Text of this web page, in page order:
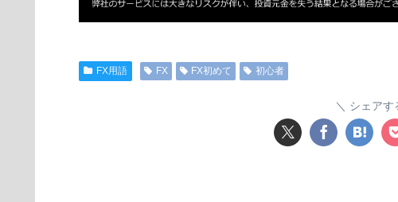
FX用語 FX FX初めて 初心者
シェアす